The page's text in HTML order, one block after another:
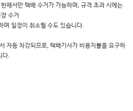
해서만 택배 수거가 가능하며, 규격 초과 시에는
수거
며 일정이 취소될 수도 있습니다.
자동 차감되므로, 택배기사가 비용지불을 요구하
다.